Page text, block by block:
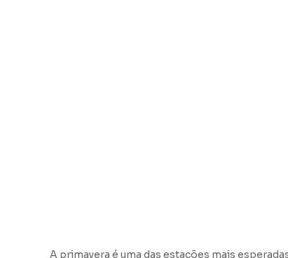
A primavera é uma das estações mais